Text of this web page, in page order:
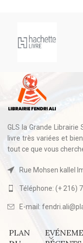
GLS la Grande
livre très variées et
tout ce que vous
Rue Mohsen kallel
Téléphone: (+ 216)
E-mail:
PLAN